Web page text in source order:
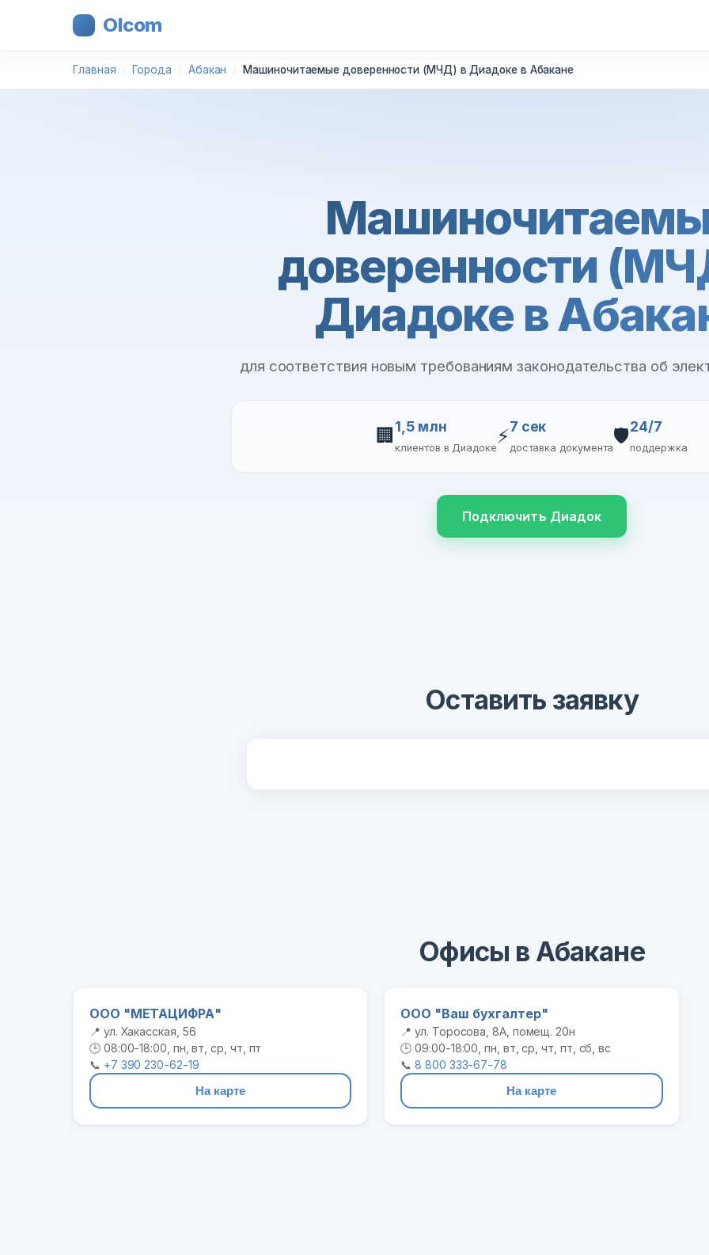
Olcom
Главная Города Абакан Машиночитаемые доверенности (МЧД) в Диадоке в Абакане
доверенности
Диадоке в
для соответствия новым требованиям законодательства об
🏢 1,5 млн
клиентов в Диадоке
⚡7 сек
доставка документа
🛡️24/7
поддержка
Подключить Диадок
Оставить заявку
Офисы в Абакане
ООО "МЕТАЦИФРА"
📍 ул. Хакасская, 56
🕒 08:00-18:00, пн, вт, ср, чт, пт
📞 +7 390 230-62-19
На карте
ООО "Ваш бухгалтер"
📍 ул. Торосова, 8А, помещ. 20н
🕒 09:00-18:00, пн, вт, ср, чт, пт, сб, вс
📞8 800 333-67-78
На карте